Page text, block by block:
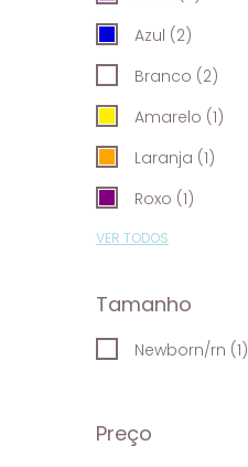
Azul (2)
Branco (2)
Amarelo (1)
Laranja (1)
Roxo (1)
VER TODOS
Tamanho
Newborn/rn (1)
Preço